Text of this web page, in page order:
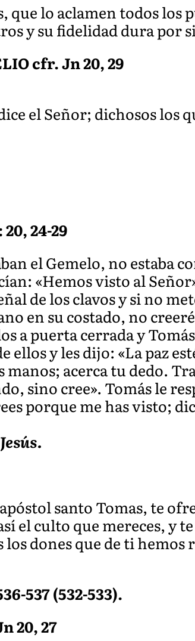
que lo aclamen todos los
y su fidelidad dura por
cfr. Jn 20, 29
el Señor; dichosos los
24-29
el Gemelo, no estaba
«Hemos visto al
de los clavos y si no
en su costado, no
a puerta cerrada y
ellos y les dijo: «La paz
acerca tu dedo.
sino cree». Tomás le
porque me has visto;
santo Tomas, te
el culto que mereces, y
dones que de ti hemos
537 (532-533).
20, 27